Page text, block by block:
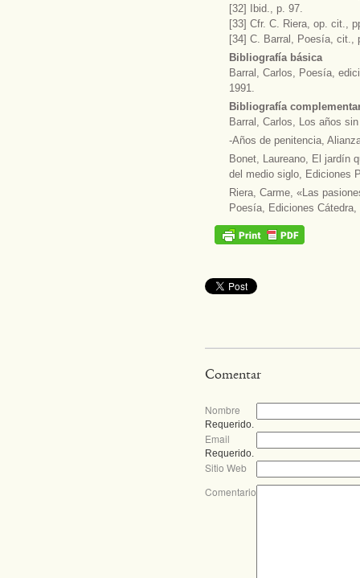
[32] Ibid., p. 97.
[33] Cfr. C. Riera, op. cit.,
[34] C. Barral, Poesía, cit.,
Bibliografía básica
Barral, Carlos, Poesía,
1991.
Bibliografía
Barral, Carlos, Los años
-Años de penitencia,
Bonet, Laureano, El jardín
del medio siglo, Ediciones
Riera, Carme, «Las
Poesía, Ediciones
Comentar
Nombre
Requerido.
Email
Requerido.
Sitio Web
Comentario